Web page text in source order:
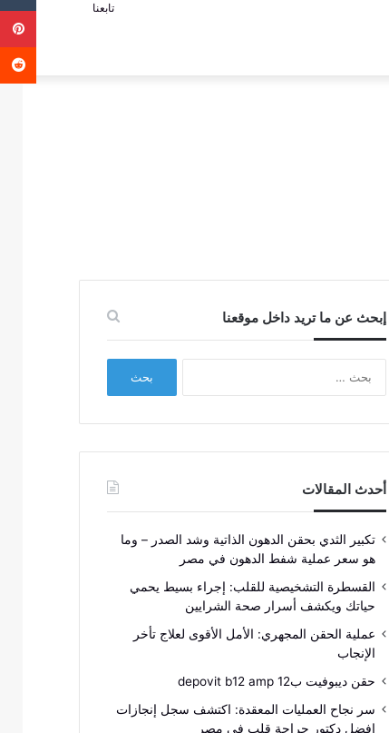
تابعنا
إبحث عن ما تريد داخل موقعنا
أحدث المقالات
تكبير الثدي بحقن الدهون الذاتية وشد الصدر – وما
هو سعر عملية شفط الدهون في مصر
القسطرة التشخيصية للقلب: إجراء بسيط يحمي
حياتك ويكشف أسرار صحة الشرايين
عملية الحقن المجهري: الأمل الأقوى لعلاج تأخر
الإنجاب
حقن ديبوفيت ب12 depovit b12 amp
سر نجاح العمليات المعقدة: اكتشف سجل إنجازات
افضل دكتور جراحة قلب في مصر